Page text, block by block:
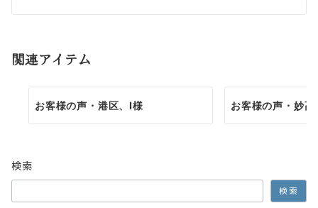
シ
ン
関連アイテム
お客様の声・港区、I様 お客様の声・妙高
検索
検索